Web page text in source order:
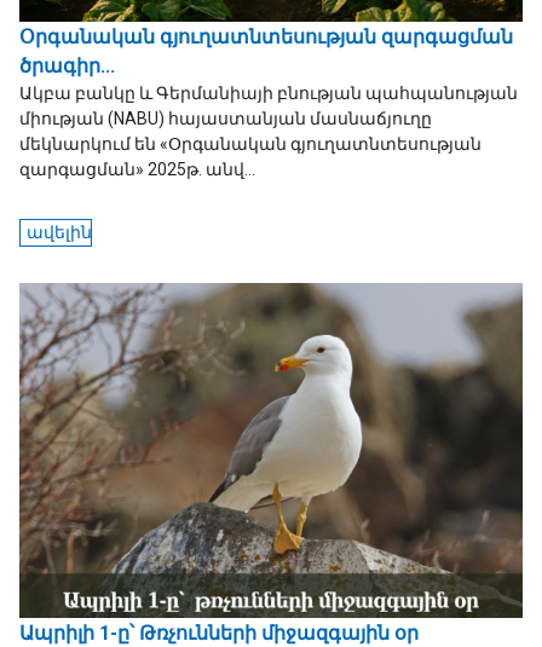
Օրգանական գյուղատնտեսության զարգացման
ծրագիր...
Ակբա բանկը և Գերմանիայի բնության պահպանության
միության (NABU) հայաստանյան մասնաճյուղը
մեկնարկում են «Օրգանական գյուղատնտեսության
զարգացման» 2025թ. անվ...
ավելին
Ապրիլի 1-ը՝ Թռչունների միջազգային օր